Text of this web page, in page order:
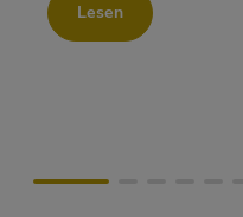
Lesen